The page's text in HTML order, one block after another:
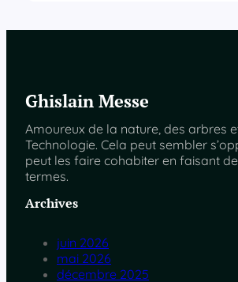
Ghislain Messe
Amoureux de la nature, des arbres
Technologie. Cela peut sembler
peut les faire cohabiter en faisant
termes.
Archives
juin 2026
mai 2026
décembre 2025